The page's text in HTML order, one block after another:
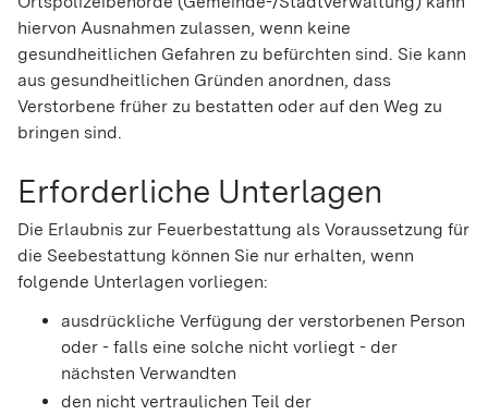
hiervon Ausnahmen zulassen, wenn keine
gesundheitlichen Gefahren zu befürchten sind. Sie kann
aus gesundheitlichen Gründen anordnen, dass
Verstorbene früher zu bestatten oder auf den Weg zu
bringen sind.
Erforderliche Unterlagen
Die Erlaubnis zur Feuerbestattung als Voraussetzung für
die Seebestattung können Sie nur erhalten, wenn
folgende Unterlagen vorliegen:
ausdrückliche Verfügung der verstorbenen Person
oder - falls eine solche nicht vorliegt - der
nächsten Verwandten
den nicht vertraulichen Teil der